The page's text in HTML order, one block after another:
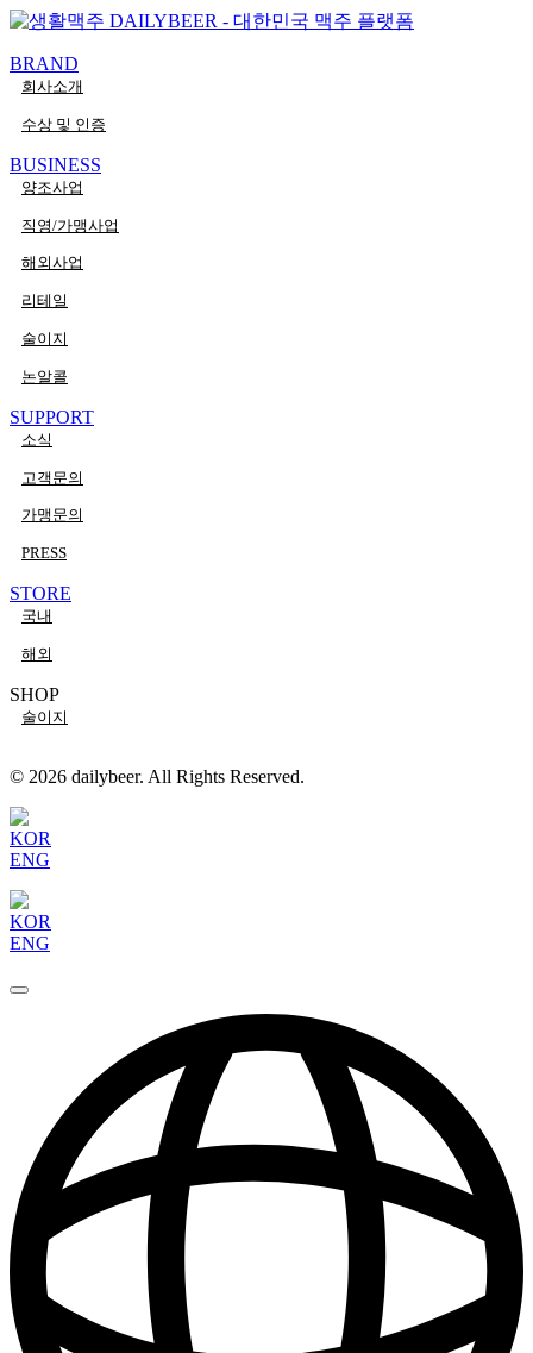
콘텐츠로
PaperLogy
BRAND
회사소개
수상 및 인증
BUSINESS
양조사업
직영/가맹사업
해외사업
리테일
술이지
논알콜
SUPPORT
소식
고객문의
가맹문의
PRESS
STORE
국내
해외
SHOP
술이지
© 2026 dailybeer. All Rights Reserved.
KOR
ENG
KOR
ENG